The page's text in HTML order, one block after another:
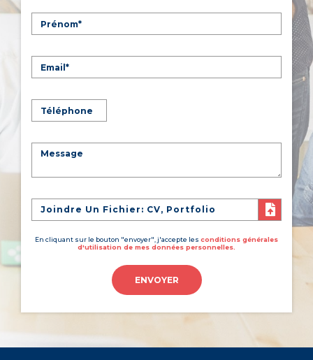
Joindre Un Fichier: CV, Portfolio
En cliquant sur le bouton "envoyer", j'accepte les conditions générales
d'utilisation de mes données personnelles.
ENVOYER